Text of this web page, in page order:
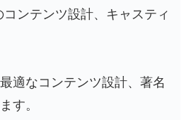
ンテンツ設計、キャスティ
適なコンテンツ設計、著名
す。